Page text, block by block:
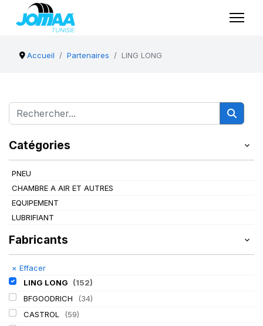
Accueil Partenaires LING LONG
Catégories
PNEU
CHAMBRE A AIR ET AUTRES
EQUIPEMENT
LUBRIFIANT
Fabricants
× Effacer
LING LONG
(152)
BFGOODRICH
(34)
CASTROL
(59)